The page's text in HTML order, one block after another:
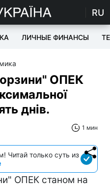
RU
ЛИЧНЫЕ ФИНАНСЫ
ОПЕК
днів.
1 мин
Читай только суть из
ОПЕК станом на